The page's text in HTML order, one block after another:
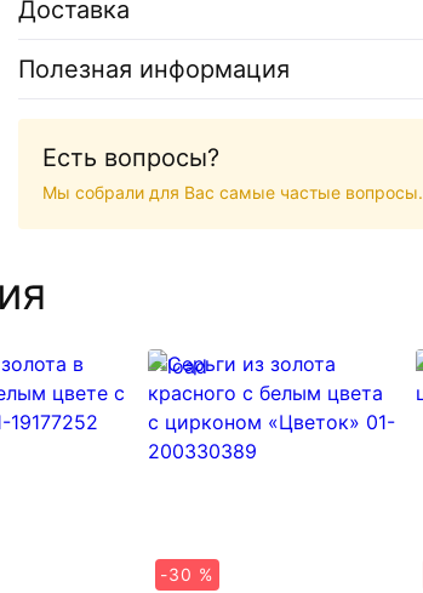
Доставка
Полезная информация
Есть вопросы?
Мы собрали для Вас самые частые вопросы.
-30 %